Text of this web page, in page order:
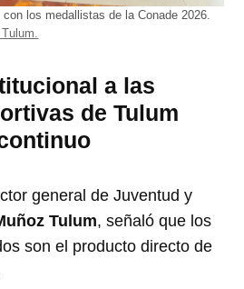
los medallistas de la Conade 2026.
a las
de Tulum
general de Juventud y
Tulum, señaló que los
son el producto directo de